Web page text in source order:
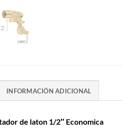
INFORMACIÓN ADICIONAL
de laton 1/2″ Economica